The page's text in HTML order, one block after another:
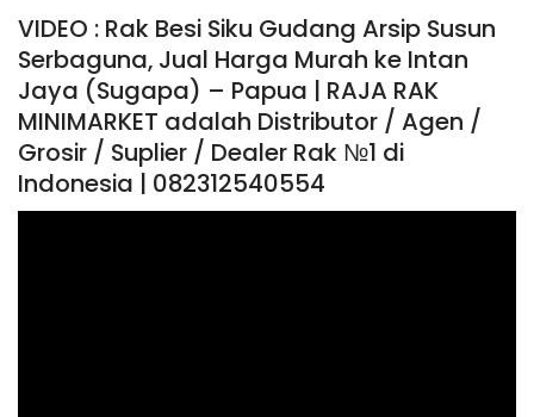
VIDEO : Rak Besi Siku Gudang Arsip Susun
Serbaguna, Jual Harga Murah ke Intan
Jaya (Sugapa) – Papua | RAJA RAK
MINIMARKET adalah Distributor / Agen /
Grosir / Suplier / Dealer Rak №1 di
Indonesia | 082312540554